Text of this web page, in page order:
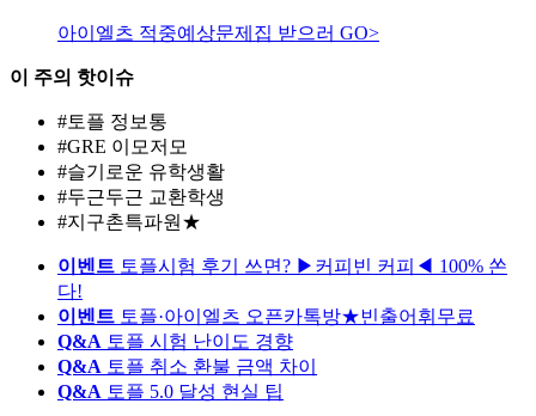
아이엘츠 적중예상문제집 받으러 GO>
이 주의 핫이슈
#토플 정보통
#GRE 이모저모
#슬기로운 유학생활
#두근두근 교환학생
#지구촌특파원★
이벤트 토플시험 후기 쓰면? ▶커피빈 커피◀ 100% 쏜
다!
이벤트 토플·아이엘츠 오픈카톡방★빈출어휘무료
Q&A 토플 시험 난이도 경향
Q&A 토플 취소 환불 금액 차이
Q&A 토플 5.0 달성 현실 팁